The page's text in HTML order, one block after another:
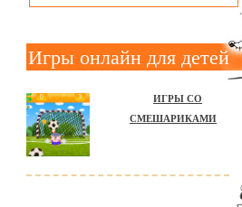
Игры онлайн для детей
ИГРЫ СО
СМЕШАРИКАМИ